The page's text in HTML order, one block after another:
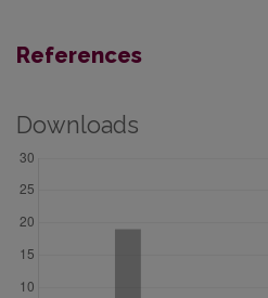
References
Downloads